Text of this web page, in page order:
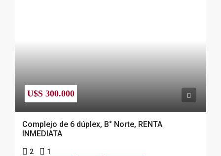
U$S 300.000
Complejo de 6 dúplex, B° Norte, RENTA
INMEDIATA
2 1